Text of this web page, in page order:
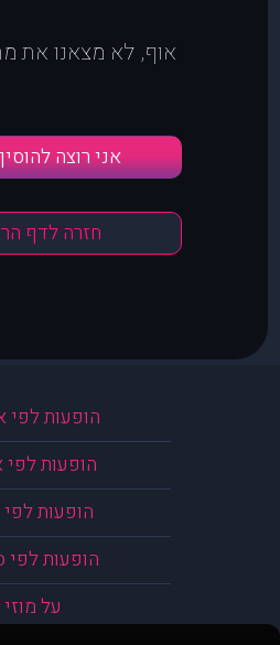
אוף, לא מצאנו את
אני רוצה
חזרה לדף
הופעות לפי
הופעות לפי
הופעות
הופעות לפי
על מוזי